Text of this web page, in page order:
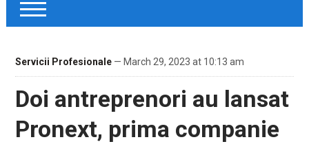
Servicii Profesionale— March 29, 2023 at 10:13 am
Doi antreprenori au lansat
Pronext, prima companie